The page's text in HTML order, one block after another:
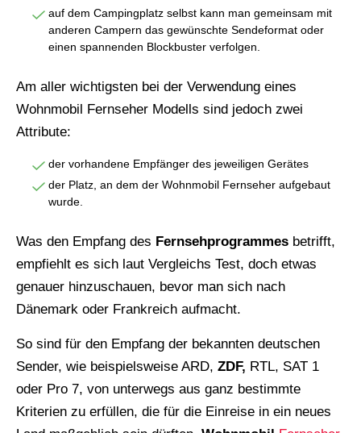
auf dem Campingplatz selbst kann man gemeinsam mit
anderen Campern das gewünschte Sendeformat oder
einen spannenden Blockbuster verfolgen.
Am aller wichtigsten bei der Verwendung eines
Wohnmobil Fernseher Modells sind jedoch zwei
Attribute:
der vorhandene Empfänger des jeweiligen Gerätes
der Platz, an dem der Wohnmobil Fernseher aufgebaut
wurde.
Was den Empfang des Fernsehprogrammes betrifft,
empfiehlt es sich laut Vergleichs Test, doch etwas
genauer hinzuschauen, bevor man sich nach
Dänemark oder Frankreich aufmacht.
So sind für den Empfang der bekannten deutschen
Sender, wie beispielsweise ARD, ZDF, RTL, SAT 1
oder Pro 7, von unterwegs aus ganz bestimmte
Kriterien zu erfüllen, die für die Einreise in ein neues